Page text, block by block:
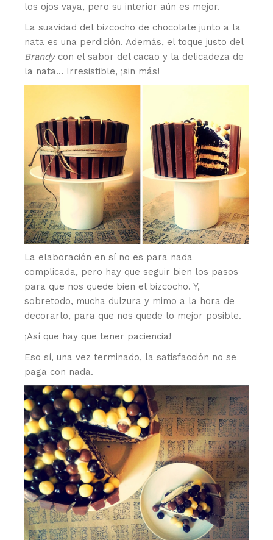
los ojos vaya, pero su interior aún es mejor.
La suavidad del bizcocho de chocolate junto a la
nata es una perdición. Además, el toque justo del
Brandy con el sabor del cacao y la delicadeza de
la nata… Irresistible, ¡sin más!
La elaboración en sí no es para nada
complicada, pero hay que seguir bien los pasos
para que nos quede bien el bizcocho. Y,
sobretodo, mucha dulzura y mimo a la hora de
decorarlo, para que nos quede lo mejor posible.
¡Así que hay que tener paciencia!
Eso sí, una vez terminado, la satisfacción no se
paga con nada.